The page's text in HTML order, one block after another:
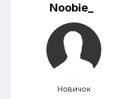
Noobie_
Новичок